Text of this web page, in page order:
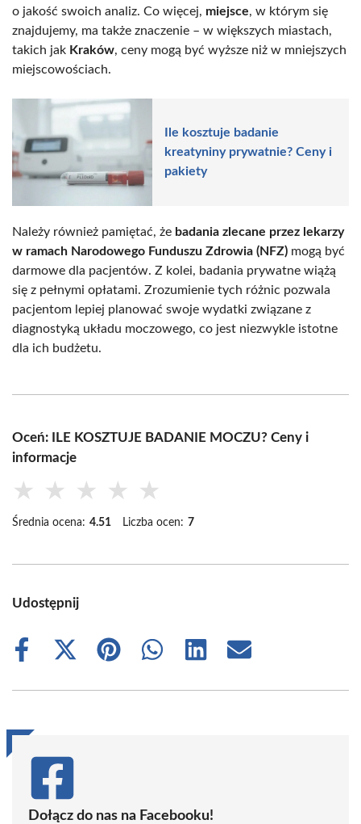
o jakość swoich analiz. Co więcej, miejsce, w którym się
znajdujemy, ma także znaczenie – w większych miastach,
takich jak Kraków, ceny mogą być wyższe niż w mniejszych
miejscowościach.
Ile kosztuje badanie
kreatyniny prywatnie? Ceny i
pakiety
Należy również pamiętać, że badania zlecane przez lekarzy
w ramach Narodowego Funduszu Zdrowia (NFZ) mogą być
darmowe dla pacjentów. Z kolei, badania prywatne wiążą
się z pełnymi opłatami. Zrozumienie tych różnic pozwala
pacjentom lepiej planować swoje wydatki związane z
diagnostyką układu moczowego, co jest niezwykle istotne
dla ich budżetu.
Oceń: ILE KOSZTUJE BADANIE MOCZU? Ceny i
informacje
★ ★ ★ ★ ★
Średnia ocena: 4.51 Liczba ocen: 7
Udostępnij
Share
Share
(Twitter)
Share
Share
Share
Share
Dołącz do nas na Facebooku!